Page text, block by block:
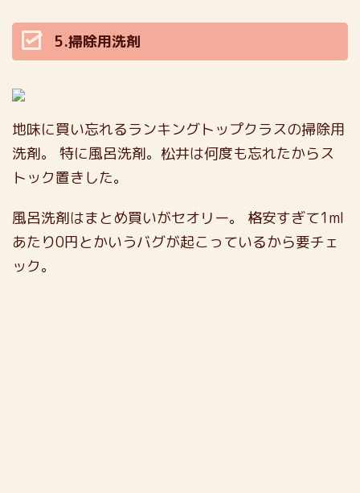
5.掃除用洗剤
地味に買い忘れるランキングトップクラスの掃除用
洗剤。
特に風呂洗剤。松井は何度も忘れたからス
トック置きした。
風呂洗剤はまとめ買いがセオリー。
格安すぎて1ml
あたり0円とかいうバグが起こっているから要チェ
ック。